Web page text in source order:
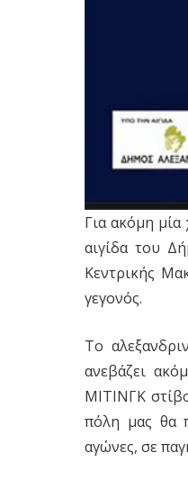
Για ακόμη
αιγίδα του
Κεντρικής
γεγονός.
Το
ανεβάζει
ΜΙΤΙΝΓΚ
πόλη μας θα
αγώνες, σε